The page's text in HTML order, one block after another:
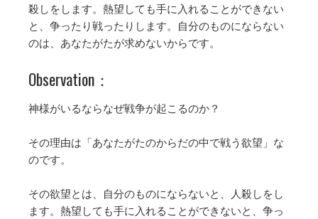
殺しをします。熱望しても手に入れることができない
と、争ったり戦ったりします。自分のものにならない
のは、あなたがたが求めないからです。
Observation：
神様がいるならなぜ戦争が起こるのか？
その理由は「あなたがたのからだの中で戦う欲望」な
のです。
その欲望とは、自分のものにならないと、人殺しをし
ます。熱望しても手に入れることができないと、争っ